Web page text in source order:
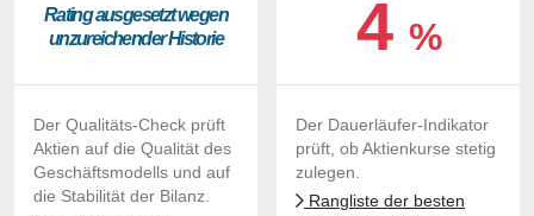
Ra­ting aus­ge­setzt we­gen
un­zu­rei­chen­der His­to­rie
Der Qualitäts-Check prüft
Aktien auf die Qualität des
Geschäftsmodells und auf
die Stabilität der Bilanz.
4 %
Der Dauerläufer-Indikator
prüft, ob Aktienkurse stetig
zulegen.
Rangliste der besten